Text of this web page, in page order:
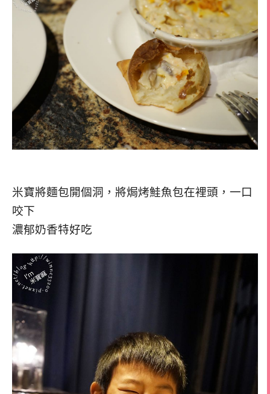
米寶將麵包開個洞，將焗烤鮭魚包在裡頭，一口
咬下
濃郁奶香特好吃